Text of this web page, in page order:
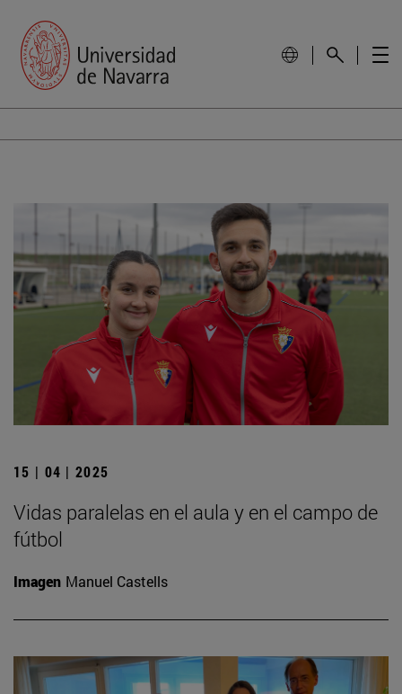
15 | 04 | 2025
Vidas paralelas en el aula y en el campo de
fútbol
Imagen Manuel Castells